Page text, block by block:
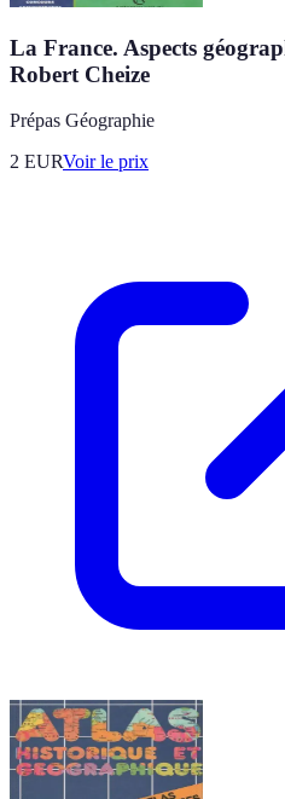
La France. Aspects
Robert Cheize
Prépas Géographie
2 EURVoir le prix